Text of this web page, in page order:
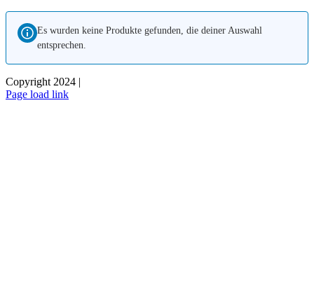
Zum
Inhalt
springen
Es wurden keine Produkte gefunden, die deiner Auswahl
entsprechen.
Copyright 2024 |
Page load link